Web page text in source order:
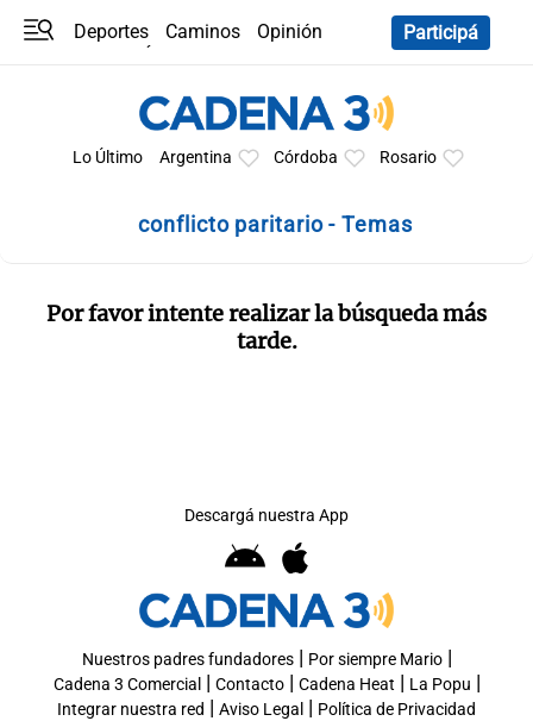
Deportes Caminos
Opinión
Participá
Lo Último Argentina Córdoba Rosario
conflicto paritario - Temas
Por favor intente realizar la búsqueda más
tarde.
Descargá nuestra App
Nuestros padres fundadores| Por siempre Mario|
Cadena 3 Comercial | Contacto| Cadena Heat | La Popu |
Integrar nuestra red | Aviso Legal | Política de Privacidad